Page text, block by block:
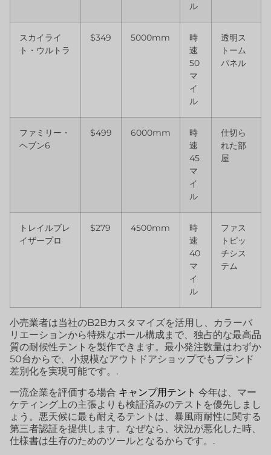
ル
スカイライ
ト・ウルトラ
$349 5000mm
時
速
50
マ
イ
ル
透明ス
トーム
パネル
ファミリー・
ヘブン6
$499 6000mm
時
速
45
マ
イ
ル
仕切ら
れた部
屋
トレイルブレ
イザープロ
$279 4500mm
時
速
40
マ
イ
ル
ファス
トピッ
チシス
テム
小売業者は当社のB2Bカスタマイズを活用し、カラーバ
リエーションから特殊なポール構成まで、独占的な最高品
質の耐候性テントを製作できます。最小発注数量はわずか
50台からで、小規模なアウトドアショップでもブランド
差別化を実現可能です。.
一流企業を評価する場合 キャンプ用テント 今年は、マー
ケティング上の主張よりも検証済みのテストを優先しまし
ょう。悪天候に最も耐えるテントは、暴風雨耐性に関する
第三者認証を提供します。なぜなら、状況が悪化した時、
仕様書は生存のためのツールとなるからです。.